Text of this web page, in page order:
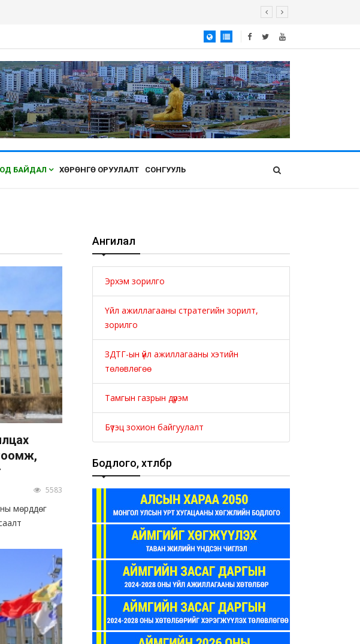
аа
БАЙДАЛ ХӨРӨНГӨ ОРУУЛАЛТ СОНГУУЛЬ
5583
мөрддөг
Ангилал
Эрхэм зорилго
Үйл ажиллагааны стратегийн зорилт,
зорилго
ЗДТГ-ын үйл ажиллагааны хэтийн
төлөвлөгөө
Тамгын газрын дүрэм
Бүтэц зохион байгуулалт
Бодлого, хөтөлбөр